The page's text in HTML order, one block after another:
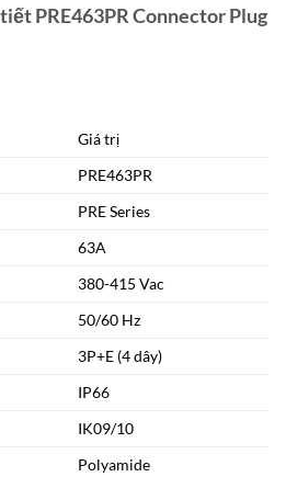
PRE463PR Connector Plug
Giá trị
PRE463PR
PRE Series
63A
380-415 Vac
50/60 Hz
3P+E (4 dây)
IP66
IK09/10
Polyamide